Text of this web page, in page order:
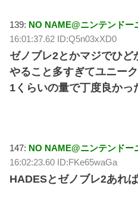
139: NO NAME@ニンテンドー
16:01:37.62 ID:Q5n03xXD0
ゼノブレ2とかマジでひど
やること多すぎてユニー
1くらいの量で丁度良かっ
147: NO NAME@ニンテンドー
16:02:23.60 ID:FKe65waGa
HADESとゼノブレ2あれ